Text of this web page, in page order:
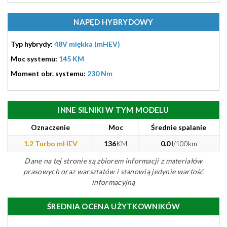
NAPĘD HYBRYDOWY
Typ hybrydy: 48V miękka (mHEV)
Moc systemu: 145 KM
Moment obr. systemu: 230 Nm
INNE SILNIKI W TYM MODELU
Oznaczenie Moc
Średnie spalanie
1.2 Turbo mHEV
136KM 0.0l/100km
Dane na tej stronie są zbiorem informacji z materiałów
prasowych oraz warsztatów i stanowią jedynie wartość
informacyjną
ŚREDNIA OCENA UŻYTKOWNIKÓW